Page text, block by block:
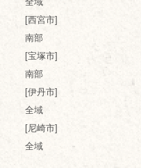
[西宮市]
南部
[宝塚市]
南部
[伊丹市]
全域
[尼崎市]
全域